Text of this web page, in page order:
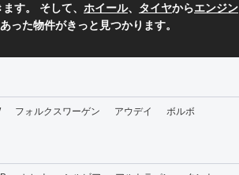
す。 そして、 ホイール、 タイヤからエンジン
った物件がきっと見つかります。
フォルクスワーゲン アウデイ ボルボ